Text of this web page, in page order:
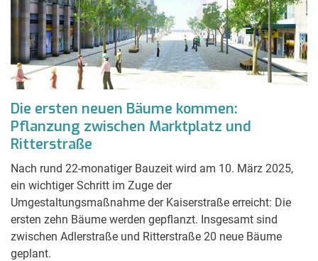
Die ersten neuen Bäume kommen:
Pflanzung zwischen Marktplatz und
Ritterstraße
Nach rund 22-monatiger Bauzeit wird am 10. März 2025,
ein wichtiger Schritt im Zuge der
Umgestaltungsmaßnahme der Kaiserstraße erreicht: Die
ersten zehn Bäume werden gepflanzt. Insgesamt sind
zwischen Adlerstraße und Ritterstraße 20 neue Bäume
geplant.